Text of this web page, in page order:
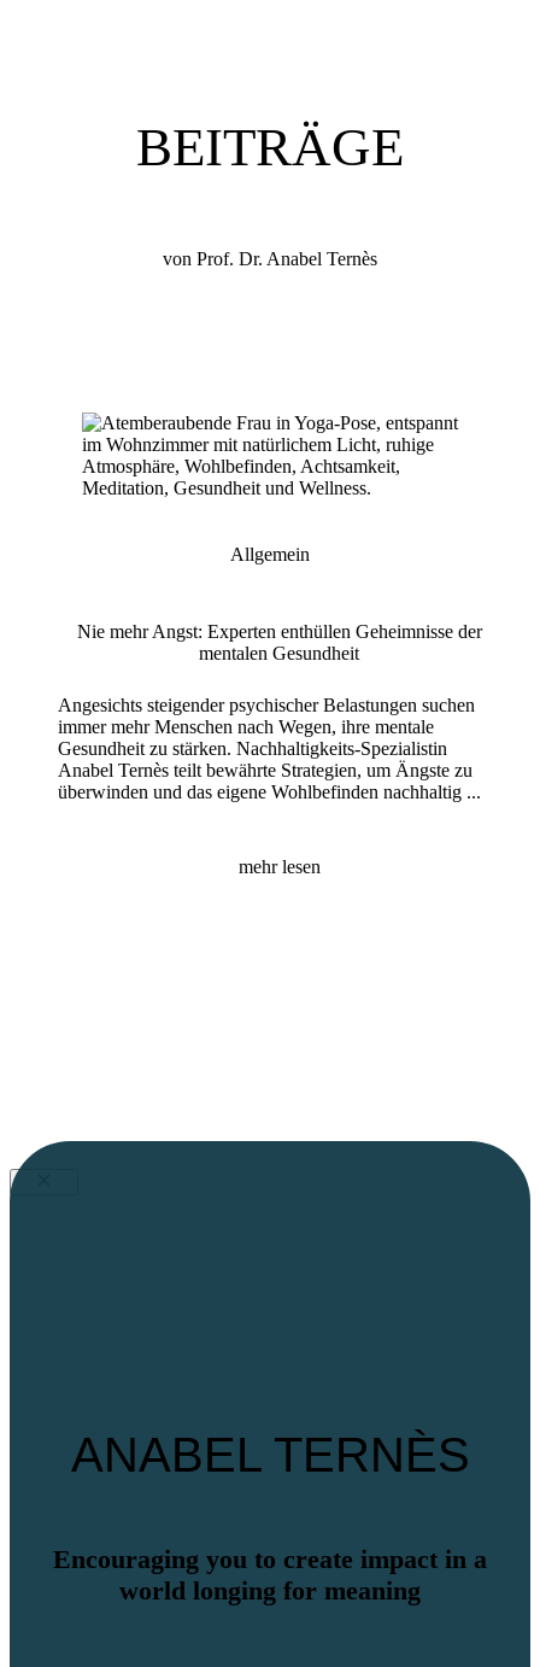
BEITRÄGE
von Prof. Dr. Anabel Ternès
Nie mehr Angst: Experten enthüllen Geheimnisse der
mentalen Gesundheit
Angesichts steigender psychischer Belastungen suchen
immer mehr Menschen nach Wegen, ihre mentale
Gesundheit zu stärken. Nachhaltigkeits-Spezialistin
Anabel Ternès teilt bewährte Strategien, um Ängste zu
überwinden und das eigene Wohlbefinden nachhaltig ...
mehr lesen
Allgemein
ANABEL TERNÈS
Encouraging you to create impact in a
world longing for meaning